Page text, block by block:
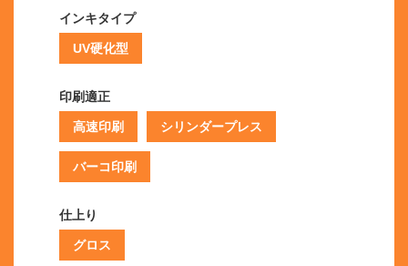
インキタイプ
UV硬化型
印刷適正
高速印刷 シリンダープレス
バーコ印刷
仕上り
グロス